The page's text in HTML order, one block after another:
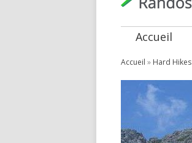
Accueil
Accueil » Hard Hikes